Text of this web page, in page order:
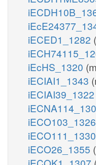
iECED1_1282
iEcHS_1320
iECIAI1_1343
iECIAI39_1322
iECO103_1326
iECO111_1330
iECO26_1355